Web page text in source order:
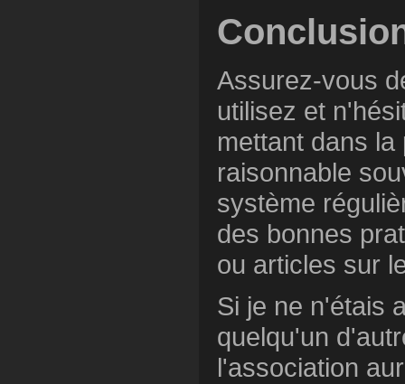
Assurez-vous
utilisez et
mettant dans
raisonnable
système
des bonnes
ou articles sur
Si je ne n'étais
quelqu'un
l'association